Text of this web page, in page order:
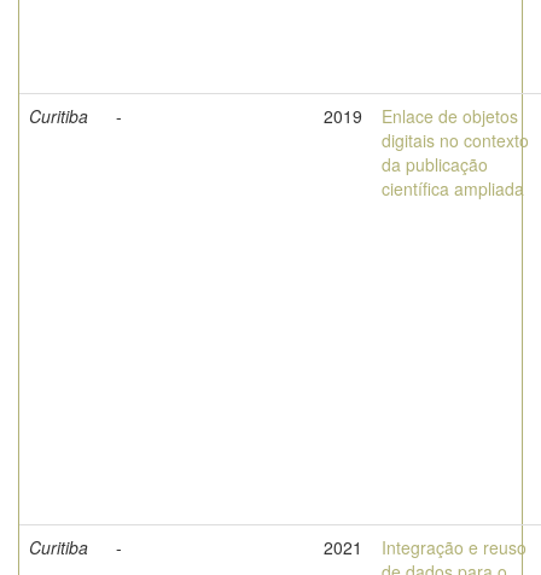
Curitiba - 2019
Enlace de objetos
digitais no contexto
da publicação
científica ampliada
Curitiba - 2021
Integração e reuso